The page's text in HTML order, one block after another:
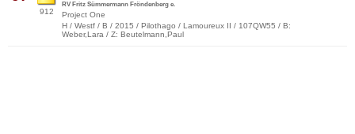
912
RV Fritz Sümmermann Fröndenberg e.
Project One
H / Westf / B / 2015 / Pilothago / Lamoureux II / 107QW55 / B:
Weber,Lara / Z: Beutelmann,Paul